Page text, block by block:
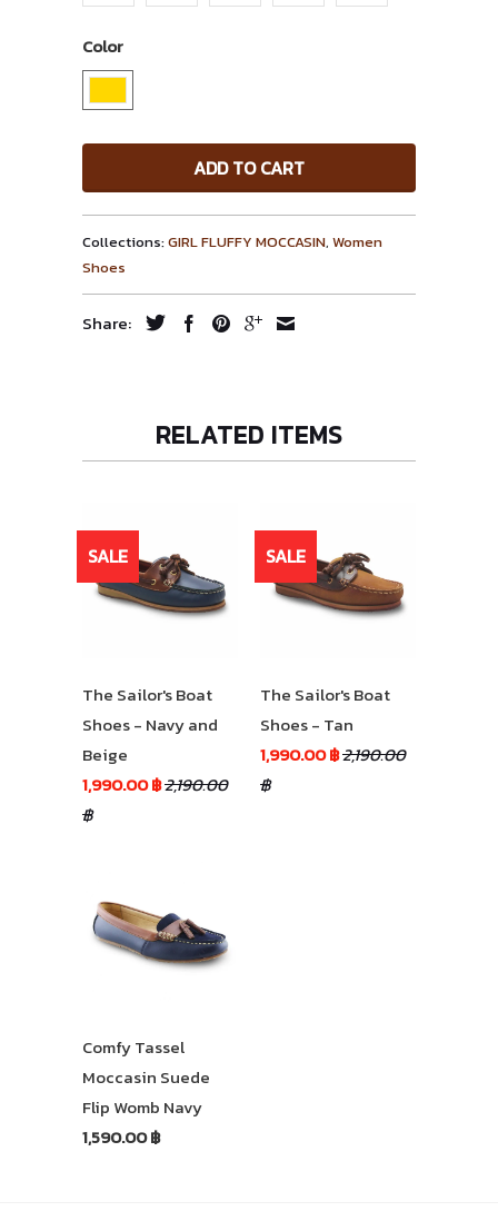
Color
ADD TO CART
Collections:GIRL FLUFFY MOCCASIN, Women
Shoes
Share:
RELATED ITEMS
The Sailor's Boat
Shoes - Navy and
Beige
1,990.00 ฿2,190.00
฿
SALE
The Sailor's Boat
Shoes - Tan
1,990.00 ฿2,190.00
฿
SALE
Comfy Tassel
Moccasin Suede
Flip Womb Navy
1,590.00 ฿